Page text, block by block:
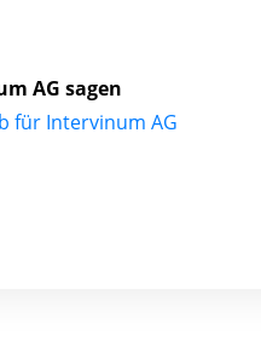
AG sagen
für Intervinum AG